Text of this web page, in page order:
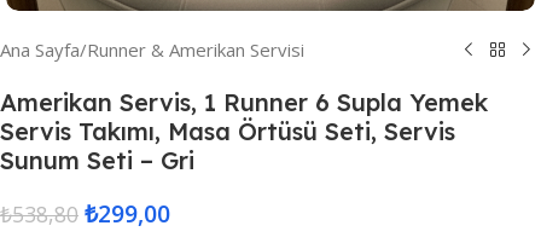
Ana Sayfa/Runner & Amerikan Servisi
Amerikan Servis, 1 Runner 6 Supla Yemek
Servis Takımı, Masa Örtüsü Seti, Servis
Sunum Seti – Gri
₺538,80 ₺299,00